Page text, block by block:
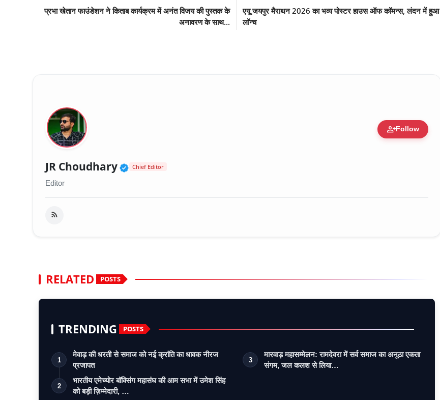
प्रभा खेतान फाउंडेशन ने किताब कार्यक्रम में अनंत विजय की पुस्तक के
अनावरण के साथ...
एयू जयपुर मैराथन 2026 का भव्य पोस्टर हाउस ऑफ कॉमन्स, लंदन में हुआ
लॉन्च
person_addFollow
JR Choudhary Verified Public Figure • 30 Mar, 2026
Chief Editor
Editor
RELATED POSTS
TRENDING POSTS
1
मेवाड़ की धरती से समाज को नई क्रांति का धावक नीरज
प्रजापत
2
भारतीय एमेच्योर बॉक्सिंग महासंघ की आम सभा में उमेश सिंह
को बड़ी ज़िम्मेदारी, …
3
मारवाड़ महासम्मेलन: रामदेवरा में सर्व समाज का अनूठा एकता
संगम, जल कलश से लिया…